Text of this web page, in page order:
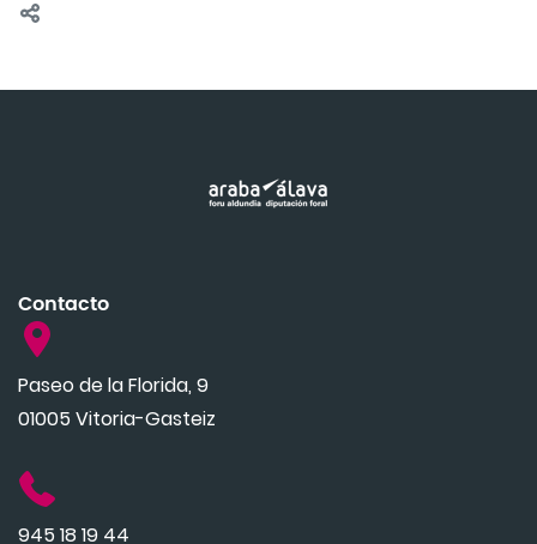
Contacto
Paseo de la Florida, 9
01005 Vitoria-Gasteiz
945 18 19 44